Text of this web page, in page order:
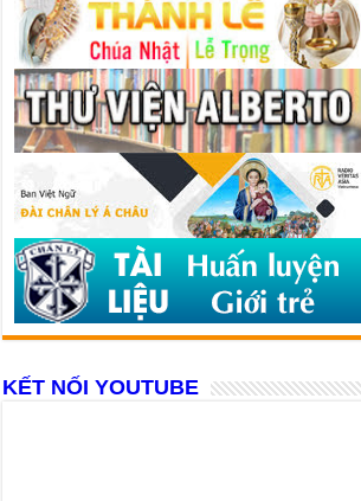
KẾT NỐI YOUTUBE